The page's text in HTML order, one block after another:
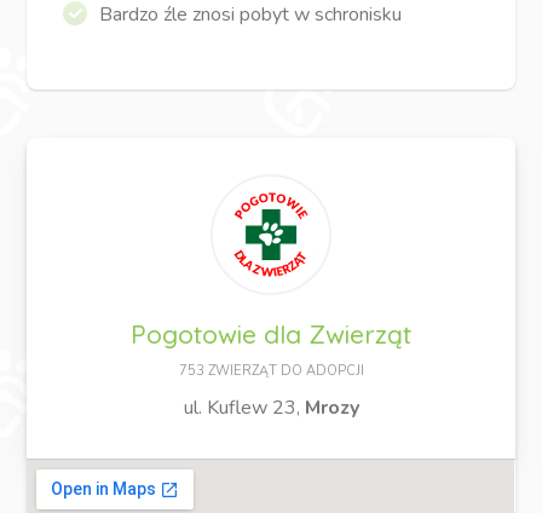
Bardzo źle znosi pobyt w schronisku
Pogotowie dla Zwierząt
753 ZWIERZĄT DO ADOPCJI
ul. Kuflew 23, Mrozy